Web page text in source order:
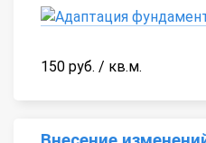
150 руб. / кв.м.